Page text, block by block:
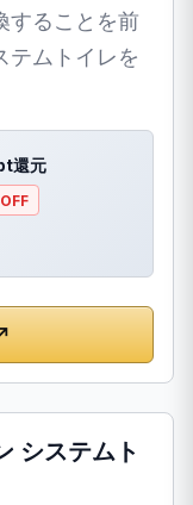
することを前
テムトイレを
還元
システムト